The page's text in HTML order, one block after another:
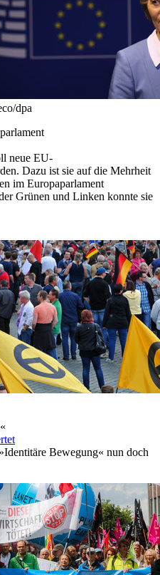
dpa
neue EU-
Dazu ist sie auf die Mehrheit
im Europaparlament
Grünen und Linken konnte sie
Bewegung« nun doch